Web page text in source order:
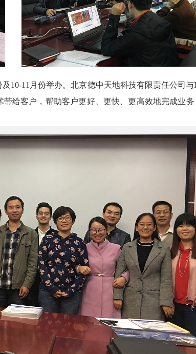
及 10-11 月份举办。北京德中天地科技有限责任公司与
给客户，帮助客户更好、更快、更高效地完成业